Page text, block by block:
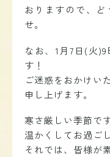
おりますので、
せ。
なお、1月7日(火
す！
ご迷惑をおかけい
申し上げます。
寒さ厳しい季節で
温かくしてお過ご
それでは、皆様が